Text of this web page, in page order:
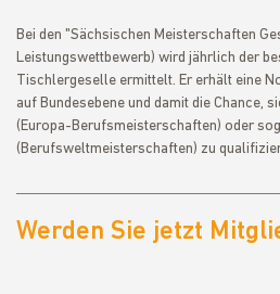
Bei den "Sächsischen Meisterschaften
Leistungswettbewerb) wird jährlich der
Tischlergeselle ermittelt. Er erhält eine
auf Bundesebene und damit die Chance,
(Europa-Berufsmeisterschaften) oder
(Berufsweltmeisterschaften) zu
Werden Sie jetzt